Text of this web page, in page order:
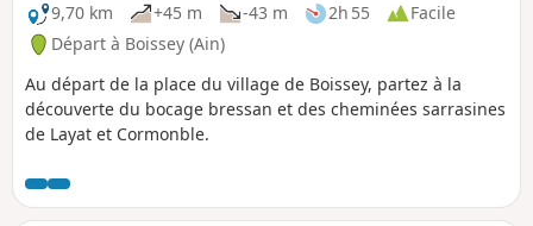
9,70 km
+45 m -43 m 2h 55
Facile
Départ à Boissey (Ain)
Au départ de la place du village de Boissey, partez à la
découverte du bocage bressan et des cheminées sarrasines
de Layat et Cormonble.